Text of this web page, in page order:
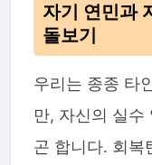
자기 연민과
돌보기
우리는 종종 타
만, 자신의 실수
곤 합니다. 회복